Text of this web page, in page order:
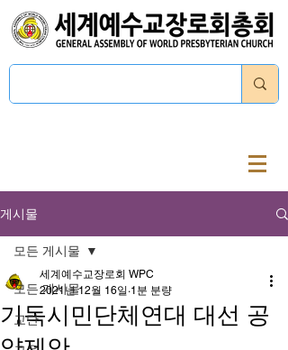
게시물
모든 게시물
교단
모든 게시물
기독시민단체연대 대선 공
세계예수교장로회 WPC
2021년 12월 16일 1분 분량